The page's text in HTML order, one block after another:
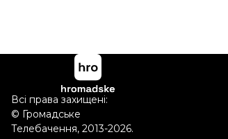
Всі права захищені:
© Громадське
Телебачення, 2013-2026.